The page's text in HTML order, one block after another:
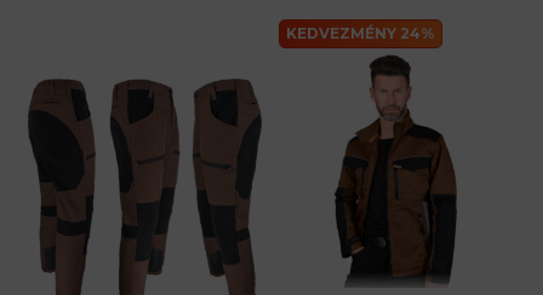
KEDVEZMÉNY 24%